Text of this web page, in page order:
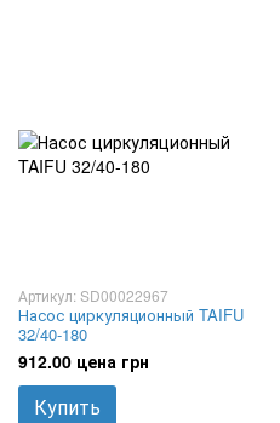
Артикул: SD00022967
Насос циркуляционный TAIFU
32/40-180
912.00 цена грн
Купить